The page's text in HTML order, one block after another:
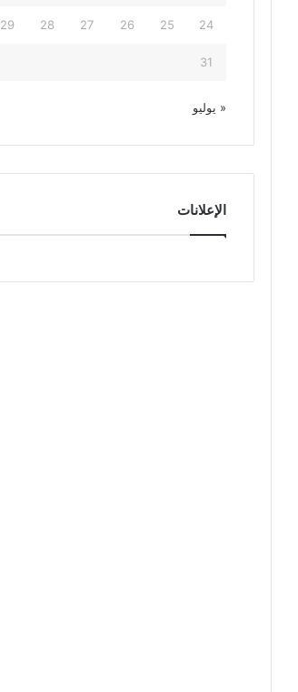
24
25
26
27
28
29
31
« يوليو
الإعلانات